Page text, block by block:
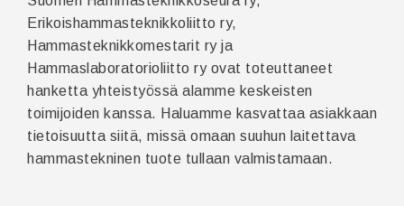
Erikoishammasteknikkoliitto ry,
Hammasteknikkomestarit ry ja
Hammaslaboratorioliitto ry ovat toteuttaneet
hanketta yhteistyössä alamme keskeisten
toimijoiden kanssa. Haluamme kasvattaa asiakkaan
tietoisuutta siitä, missä omaan suuhun laitettava
hammastekninen tuote tullaan valmistamaan.